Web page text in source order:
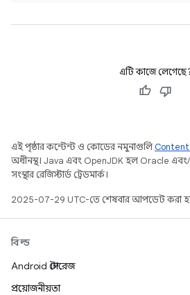
এটি কাজে
এই পৃষ্ঠার কন্টেন্ট ও কোডের নমুনাগুলি
অধীনস্থ। Java এবং OpenJDK হল Oracle
সংস্থার রেজিস্টার্ড ট্রেডমার্ক।
2025-07-29 UTC-তে শেষবার আপডেট করা
বিল্ড
Android স্টোরেজ
প্রয়োজনীয়তা